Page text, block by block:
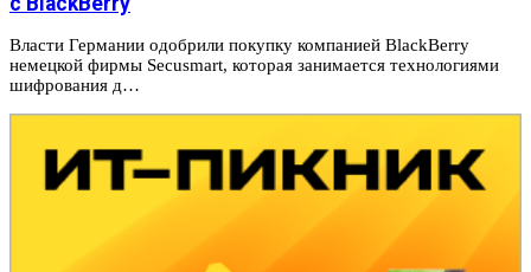
Власти Германии одобрили покупку компанией BlackBerry
немецкой фирмы Secusmart, которая занимается технологиями
шифрования д…